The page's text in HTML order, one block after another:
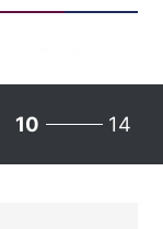
10 14